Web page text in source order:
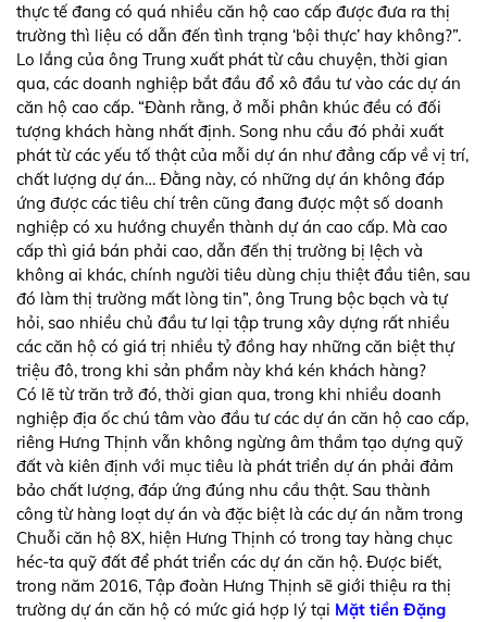
thực tế đang có quá nhiều căn hộ cao cấp được đưa ra thị
trường thì liệu có dẫn đến tình trạng ‘bội thực’ hay không?”.
Lo lắng của ông Trung xuất phát từ câu chuyện, thời gian
qua, các doanh nghiệp bắt đầu đổ xô đầu tư vào các dự án
căn hộ cao cấp. “Đành rằng, ở mỗi phân khúc đều có đối
tượng khách hàng nhất định. Song nhu cầu đó phải xuất
phát từ các yếu tố thật của mỗi dự án như đẳng cấp về vị trí,
chất lượng dự án… Đằng này, có những dự án không đáp
ứng được các tiêu chí trên cũng đang được một số doanh
nghiệp có xu hướng chuyển thành dự án cao cấp. Mà cao
cấp thì giá bán phải cao, dẫn đến thị trường bị lệch và
không ai khác, chính người tiêu dùng chịu thiệt đầu tiên, sau
đó làm thị trường mất lòng tin”, ông Trung bộc bạch và tự
hỏi, sao nhiều chủ đầu tư lại tập trung xây dựng rất nhiều
các căn hộ có giá trị nhiều tỷ đồng hay những căn biệt thự
triệu đô, trong khi sản phẩm này khá kén khách hàng?
Có lẽ từ trăn trở đó, thời gian qua, trong khi nhiều doanh
nghiệp địa ốc chú tâm vào đầu tư các dự án căn hộ cao cấp,
riêng Hưng Thịnh vẫn không ngừng âm thầm tạo dựng quỹ
đất và kiên định với mục tiêu là phát triển dự án phải đảm
bảo chất lượng, đáp ứng đúng nhu cầu thật. Sau thành
công từ hàng loạt dự án và đặc biệt là các dự án nằm trong
Chuỗi căn hộ 8X, hiện Hưng Thịnh có trong tay hàng chục
héc-ta quỹ đất để phát triển các dự án căn hộ. Được biết,
trong năm 2016, Tập đoàn Hưng Thịnh sẽ giới thiệu ra thị
trường dự án căn hộ có mức giá hợp lý tại Mặt tiền Đặng